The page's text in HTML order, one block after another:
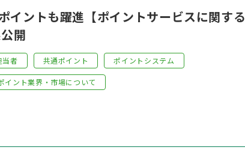
イントも躍進【ポイントサービスに関する
開
当者 共通ポイント ポイントシステム
イント業界・市場について